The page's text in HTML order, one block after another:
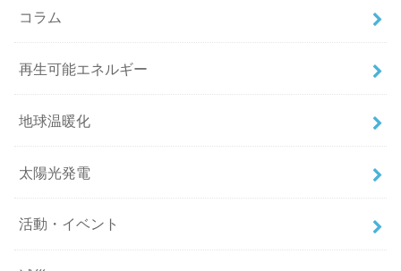
コラム
再生可能エネルギー
地球温暖化
太陽光発電
活動・イベント